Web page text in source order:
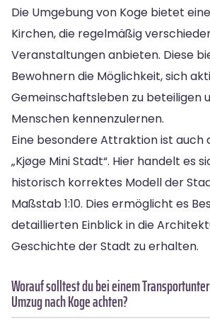
Die Umgebung von Koge bietet
Kirchen, die regelmäßig
Veranstaltungen anbieten. Diese
Bewohnern die Möglichkeit, sich
Gemeinschaftsleben zu beteiligen
Menschen kennenzulernen.
Eine besondere Attraktion ist auch
„Kjøge Mini Stadt“. Hier handelt es
historisch korrektes Modell der
Maßstab 1:10. Dies ermöglicht es
detaillierten Einblick in die
Geschichte der Stadt zu erhalten.
Worauf solltest du bei einem
Umzug nach Koge achten?